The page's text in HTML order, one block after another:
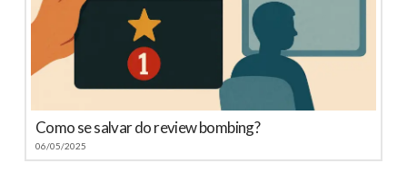
Como se salvar do review bombing?
06/05/2025